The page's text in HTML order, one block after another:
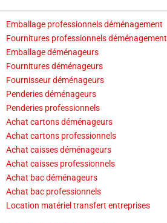
Emballage professionnels déménagement
Fournitures professionnels déménagement
Emballage déménageurs
Fournitures déménageurs
Fournisseur déménageurs
Penderies déménageurs
Penderies professionnels
Achat cartons déménageurs
Achat cartons professionnels
Achat caisses déménageurs
Achat caisses professionnels
Achat bac déménageurs
Achat bac professionnels
Location matériel transfert entreprises